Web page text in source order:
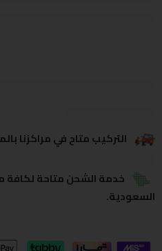
التركيب متاح في مراكزنا
خدمة الشحن متاحة لكافة
السعودية.